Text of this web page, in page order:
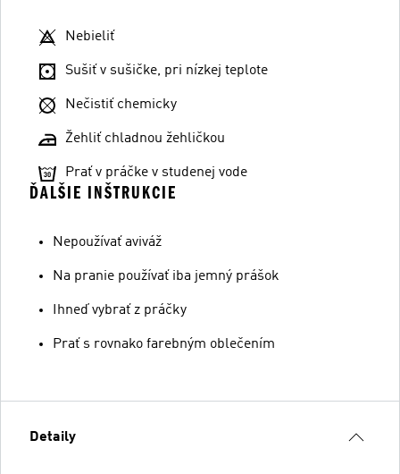
Nebieliť
Sušiť v sušičke, pri nízkej teplote
Nečistiť chemicky
Žehliť chladnou žehličkou
Prať v práčke v studenej vode
ĎALŠIE INŠTRUKCIE
Nepoužívať aviváž
Na pranie používať iba jemný prášok
Ihneď vybrať z práčky
Prať s rovnako farebným oblečením
Detaily